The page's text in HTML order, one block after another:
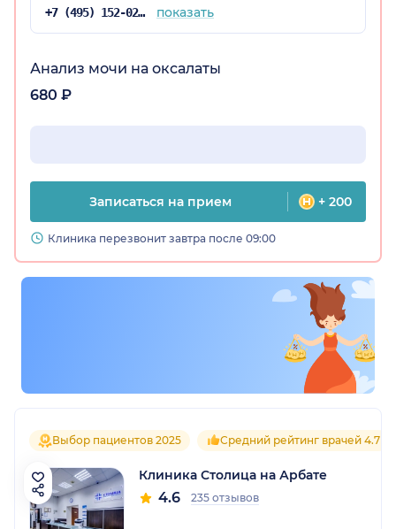
форме, а не писать в интернете отзывы,
"Евромедсервис" Байрамукова Т.С.
+7 (495) 152-02-96 показать
Анализ мочи на оксалаты
680 ₽
Записаться на прием + 200
Клиника перезвонит завтра после 09:00
Выбор пациентов 2025 Средний рейтинг врачей 4.7
Клиника Столица на Арбате
4.6 235 отзывов